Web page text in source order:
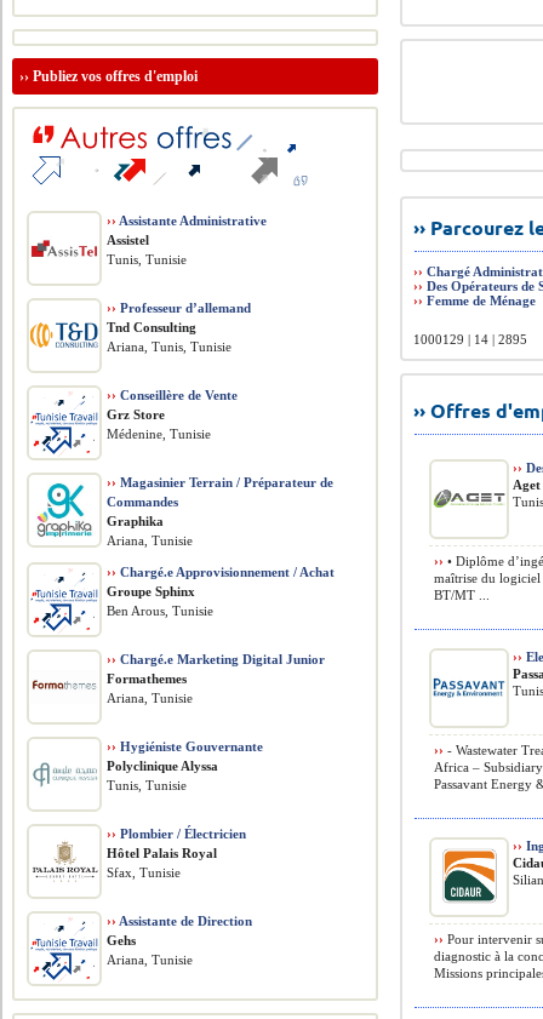
››
››Chargé
››Des Opérateurs de
››Femme de Ménage
1000129 | 14 | 2895
›› Offres
››
Aget
›› • Diplôme
maîtrise du logiciel
BT/MT ...
››
›› - Wastewater
Africa –
Passavant Energy
››
›› Pour intervenir
diagnostic à la
Missions
››Publiez vos offres d'emploi
›› Assistante Administrative
Assistel
Tunis, Tunisie
›› Professeur d’allemand
Tnd Consulting
Ariana, Tunis, Tunisie
›› Conseillère de Vente
Grz Store
Médenine, Tunisie
›› Magasinier Terrain / Préparateur de
Commandes
Graphika
Ariana, Tunisie
›› Chargé.e Approvisionnement / Achat
Groupe Sphinx
Ben Arous, Tunisie
›› Chargé.e Marketing Digital Junior
Formathemes
Ariana, Tunisie
›› Hygiéniste Gouvernante
Polyclinique Alyssa
Tunis, Tunisie
›› Plombier / Électricien
Hôtel Palais Royal
Sfax, Tunisie
›› Assistante de Direction
Gehs
Ariana, Tunisie